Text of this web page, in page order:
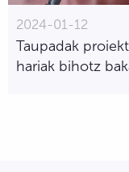
2024-01-12
Taupadak
hariak bihotz